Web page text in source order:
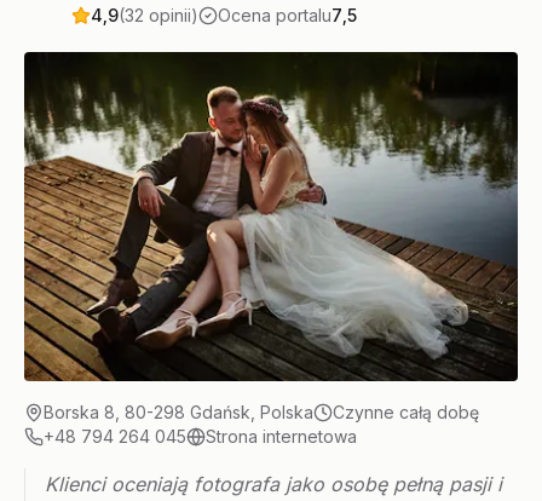
4,9(32 opinii) Ocena portalu7,5
Borska 8, 80-298 Gdańsk, Polska
Czynne całą dobę
+48 794 264 045
Strona internetowa
Klienci oceniają fotografa jako osobę pełną pasji i